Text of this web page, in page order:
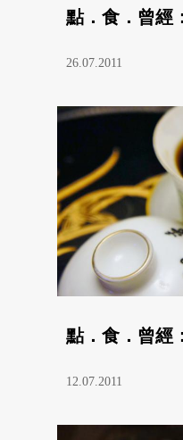
點．食．曾經
26.07.2011
點．食．曾經
12.07.2011